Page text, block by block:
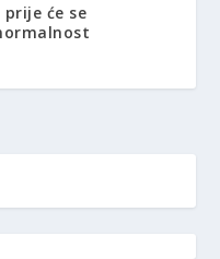
će se